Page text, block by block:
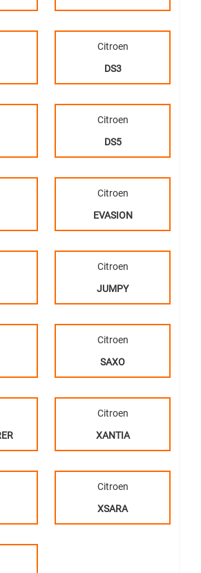
Citroen
DS3
Citroen
DS5
Citroen
EVASION
Citroen
JUMPY
Citroen
SAXO
Citroen
XANTIA
Citroen
XSARA